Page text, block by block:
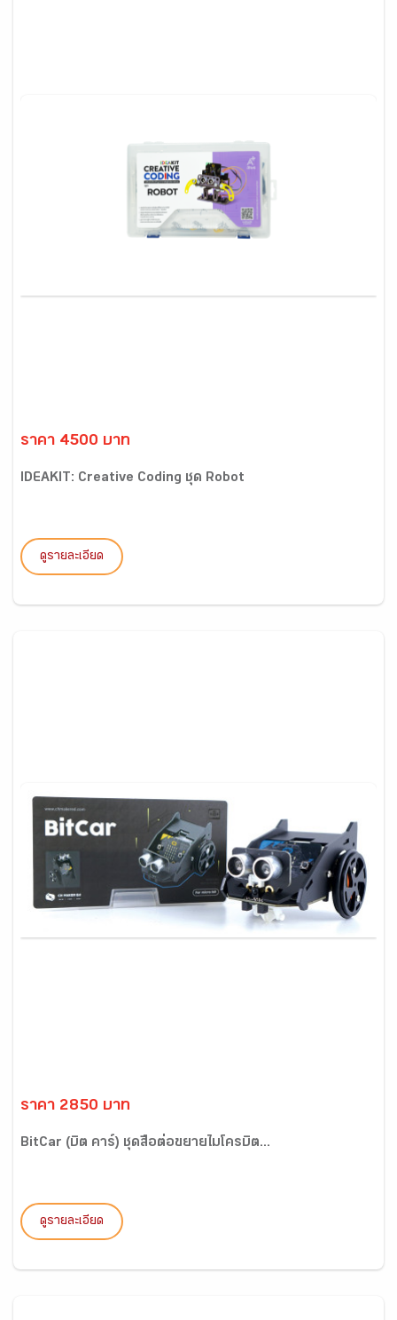
ราคา 4500 บาท
IDEAKIT: Creative Coding ชุด Robot
ดูรายละเอียด
ราคา 2850 บาท
BitCar (บิต คาร์) ชุดสื่อต่อขยายไมโครบิต...
ดูรายละเอียด